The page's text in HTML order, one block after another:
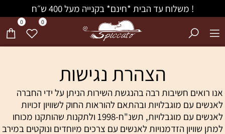
! משלוח עד הבית *חינם* בקנייה מעל 400 ש״ח
0 0
הצהרת נגישות
אנו רואים חשיבות רבה בהנגשת השירות הניתן על ידי החברה
לאנשים עם מוגבלויות ובהתאם להוראות החוק לשוויון זכויות
לאנשים עם מוגבלויות, תשנ"ח-1998 ולתקנות שהותקנו מכוחו
למתן שוויון הזדמנויות לאנשים עם צרכים מיוחדים ונוקטים במירב